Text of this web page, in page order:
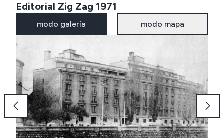
Editorial Zig Zag 1971
modo galería modo mapa